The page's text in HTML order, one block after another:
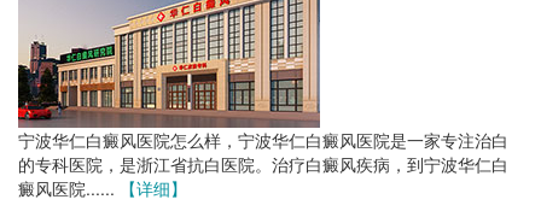
宁波华仁白癜风医院怎么样，宁波华仁白癜风医院是一家专注治白
的专科医院，是浙江省抗白医院。治疗白癜风疾病，到宁波华仁白
癜风医院......
【详细】